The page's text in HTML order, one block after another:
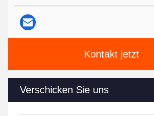
Kontakt jetzt
Verschicken Sie uns